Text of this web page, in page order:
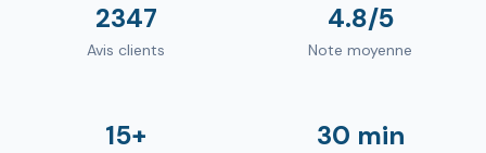
2347
Avis clients
4.8/5
Note moyenne
15+ 30 min